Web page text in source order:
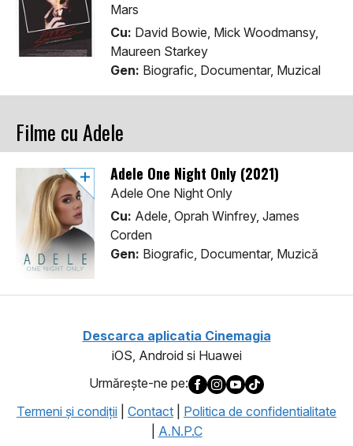
Mars
Cu: David Bowie, Mick Woodmansy,
Maureen Starkey
Gen: Biografic, Documentar, Muzical
Filme cu Adele
Adele One Night Only (2021)
Adele One Night Only
Cu: Adele, Oprah Winfrey, James
Corden
Gen: Biografic, Documentar, Muzică
Descarca aplicatia Cinemagia
iOS, Android si Huawei
Urmăreşte-ne pe:
Termeni şi condiţii
Contact
Politica de confidentialitate
A.N.P.C